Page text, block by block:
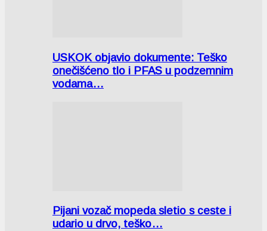
USKOK objavio dokumente: Teško
onečišćeno tlo i PFAS u podzemnim
vodama…
Pijani vozač mopeda sletio s ceste i
udario u drvo, teško…